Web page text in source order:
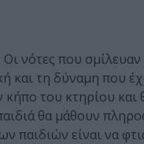
Οι νότες που
και τη δύναμη που
του κτηρίου
θα μάθουν
είναι να